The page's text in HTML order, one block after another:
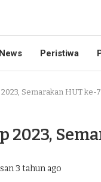
News Peristiwa
2023, Semarakan HUT ke-
2023,
3 tahun ago